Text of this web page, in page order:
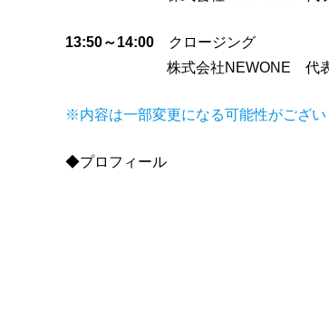
13:50～14:00
クロージング
株式会社NEWONE 代表取
※内容は一部変更になる可能性がござ
◆プロフィール